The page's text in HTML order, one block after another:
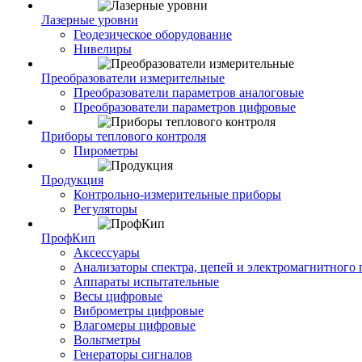
Лазерные уровни
Геодезическое оборудование
Нивелиры
Преобразователи измерительные
Преобразователи параметров аналоговые
Преобразователи параметров цифровые
Приборы теплового контроля
Пирометры
Продукция
Контрольно-измерительные приборы
Регуляторы
ПрофКип
Аксессуары
Анализаторы спектра, цепей и электромагнитного
Аппараты испытательные
Весы цифровые
Виброметры цифровые
Влагомеры цифровые
Вольтметры
Генераторы сигналов